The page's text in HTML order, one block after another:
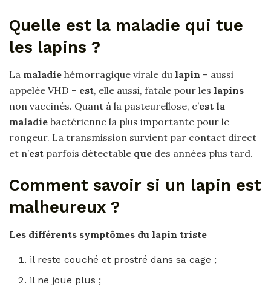
Quelle est la maladie qui tue
les lapins ?
La maladie hémorragique virale du lapin – aussi
appelée VHD – est, elle aussi, fatale pour les lapins
non vaccinés. Quant à la pasteurellose, c’est la
maladie bactérienne la plus importante pour le
rongeur. La transmission survient par contact direct
et n’est parfois détectable que des années plus tard.
Comment savoir si un lapin est
malheureux ?
Les différents symptômes du lapin triste
il reste couché et prostré dans sa cage ;
il ne joue plus ;